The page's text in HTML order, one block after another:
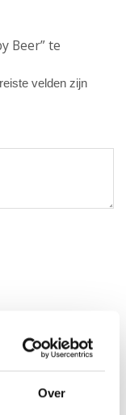
Over
Beer” te
velden zijn